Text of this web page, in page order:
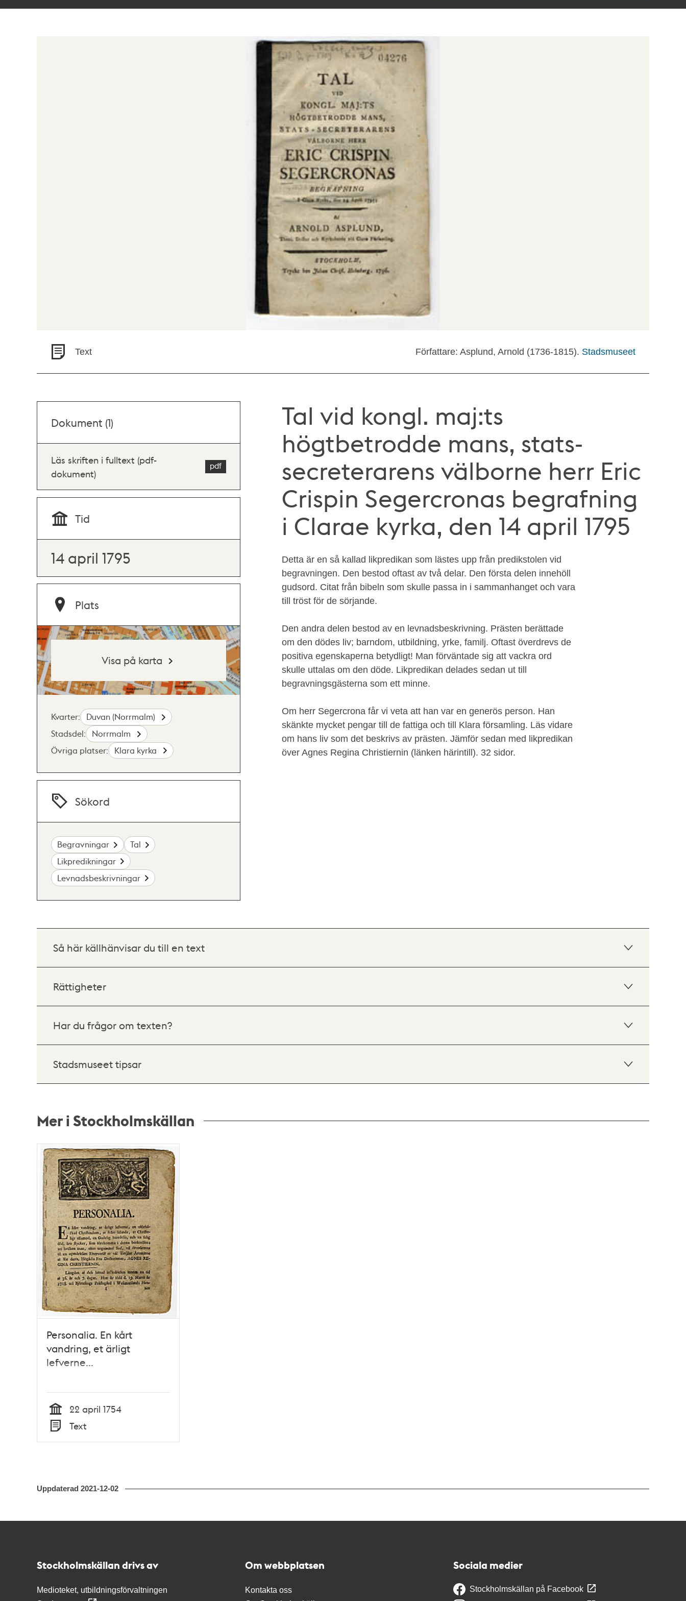
Text Författare: Asplund, Arnold (1736-1815). Stadsmuseet
Tal vid kongl. maj:ts
högtbetrodde mans, stats-
secreterarens välborne herr Eric
Crispin Segercronas begrafning
i Clarae kyrka, den 14 april 1795
Detta är en så kallad likpredikan som lästes upp från predikstolen vid
begravningen. Den bestod oftast av två delar. Den första delen innehöll
gudsord. Citat från bibeln som skulle passa in i sammanhanget och vara
till tröst för de sörjande.
Den andra delen bestod av en levnadsbeskrivning. Prästen berättade
om den dödes liv; barndom, utbildning, yrke, familj. Oftast överdrevs de
positiva egenskaperna betydligt! Man förväntade sig att vackra ord
skulle uttalas om den döde. Likpredikan delades sedan ut till
begravningsgästerna som ett minne.
Om herr Segercrona får vi veta att han var en generös person. Han
skänkte mycket pengar till de fattiga och till Klara församling. Läs vidare
om hans liv som det beskrivs av prästen. Jämför sedan med likpredikan
över Agnes Regina Christiernin (länken härintill). 32 sidor.
Dokument (1)
Läs skriften i fulltext (pdf-
dokument)
Tid
14 april 1795
Plats
Visa på karta
Kvarter:
Duvan (Norrmalm)
Stadsdel:
Norrmalm
Övriga platser:
Klara kyrka
Sökord
Begravningar
Tal
Likpredikningar
Levnadsbeskrivningar
Så här källhänvisar du till en text
Rättigheter
Har du frågor om texten?
Stadsmuseet tipsar
Mer i Stockholmskällan
Relaterade
poster
och
teman
Personalia. En kårt
vandring, et ärligt
lefverne...
Tid
22 april 1754
Typ
Text
Uppdaterad 2021-12-02
Stockholmskällan drivs av
Medioteket, utbildningsförvaltningen
Om webbplatsen
Kontakta oss
Sociala medier
Stockholmskällan på Facebook